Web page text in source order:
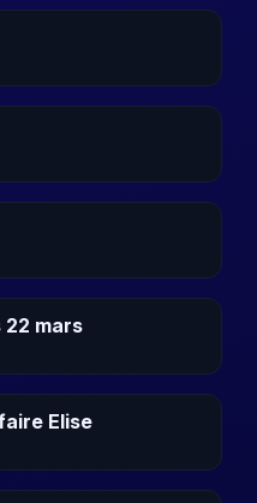
22 mars
Elise